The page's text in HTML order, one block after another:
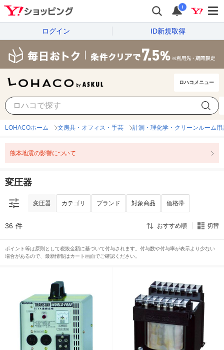
i
ログイン ID新規取得
ロハコメニュー
LOHACOホーム 文房具・オフィス・手芸 計測・理化学・クリーンルーム用
熊本地震の影響について
変圧器
変圧器 カテゴリ ブランド 対象商品 価格帯
36 件 おすすめ順 切替
ポイント等は原則として税抜金額に基づいて付与されます。付与数や付与率が表示より少ない
場合があるので、最新情報はカート画面でご確認ください。